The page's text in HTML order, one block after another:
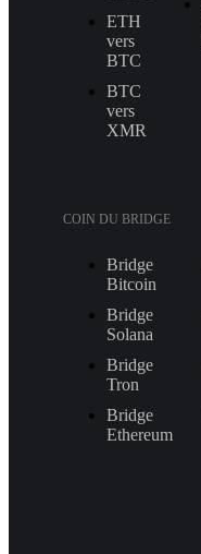
ETH
vers
BTC
BTC
vers
XMR
COIN DU BRIDGE
Bridge
Bitcoin
Bridge
Solana
Bridge
Tron
Bridge
Ethereum